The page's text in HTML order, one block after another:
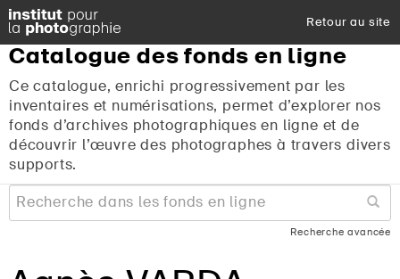
Retour au site
Catalogue des fonds en ligne
Ce catalogue, enrichi progressivement par les
inventaires et numérisations, permet d’explorer nos
fonds d’archives photographiques en ligne et de
découvrir l’œuvre des photographes à travers divers
supports.
Recherche avancée